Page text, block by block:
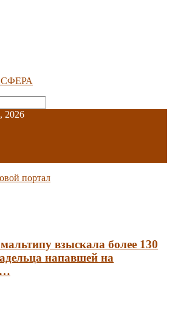
2026
портал
взыскала более 130
напавшей на